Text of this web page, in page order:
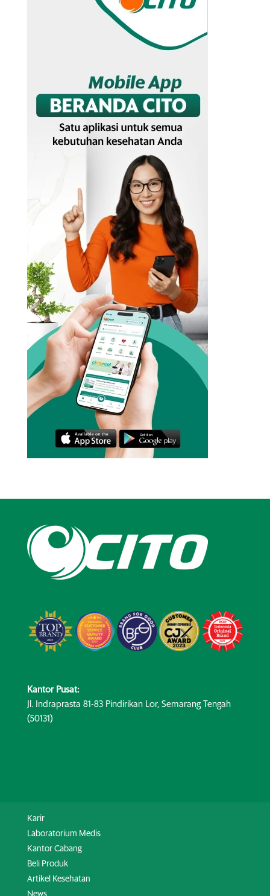
Kantor Pusat:
Jl. Indraprasta 81-83 Pindirikan Lor, Semarang Tengah
(50131)
Karir
Laboratorium Medis
Kantor Cabang
Beli Produk
Artikel Kesehatan
News